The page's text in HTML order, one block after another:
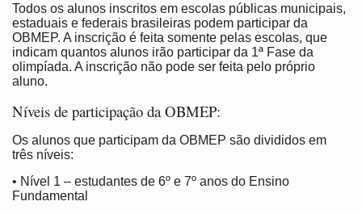
Todos os alunos inscritos em escolas públicas municipais,
estaduais e federais brasileiras podem participar da
OBMEP. A inscrição é feita somente pelas escolas, que
indicam quantos alunos irão participar da 1ª Fase da
olimpíada. A inscrição não pode ser feita pelo próprio
aluno.
Níveis de participação da OBMEP:
Os alunos que participam da OBMEP são divididos em
três níveis:
• Nível 1 – estudantes de 6º e 7º anos do Ensino
Fundamental